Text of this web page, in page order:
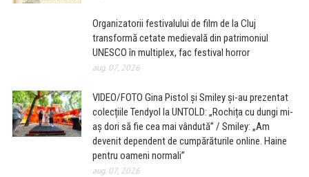
Organizatorii festivalului de film de la Cluj
transformă cetate medievală din patrimoniul
UNESCO în multiplex, fac festival horror
aug. 07, 2026
VIDEO/FOTO Gina Pistol și Smiley și-au prezentat
colecțiile Tendyol la UNTOLD: „Rochița cu dungi mi-
aș dori să fie cea mai vândută” / Smiley: „Am
devenit dependent de cumpărăturile online. Haine
pentru oameni normali”
aug. 07, 2026